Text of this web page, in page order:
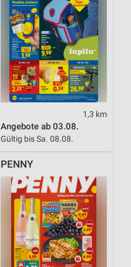
1,3 km
Angebote ab 03.08.
Gültig bis Sa. 08.08.
PENNY